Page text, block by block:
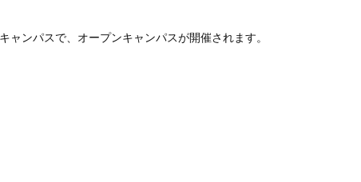
ンパスで、オープンキャンパスが開催されます。